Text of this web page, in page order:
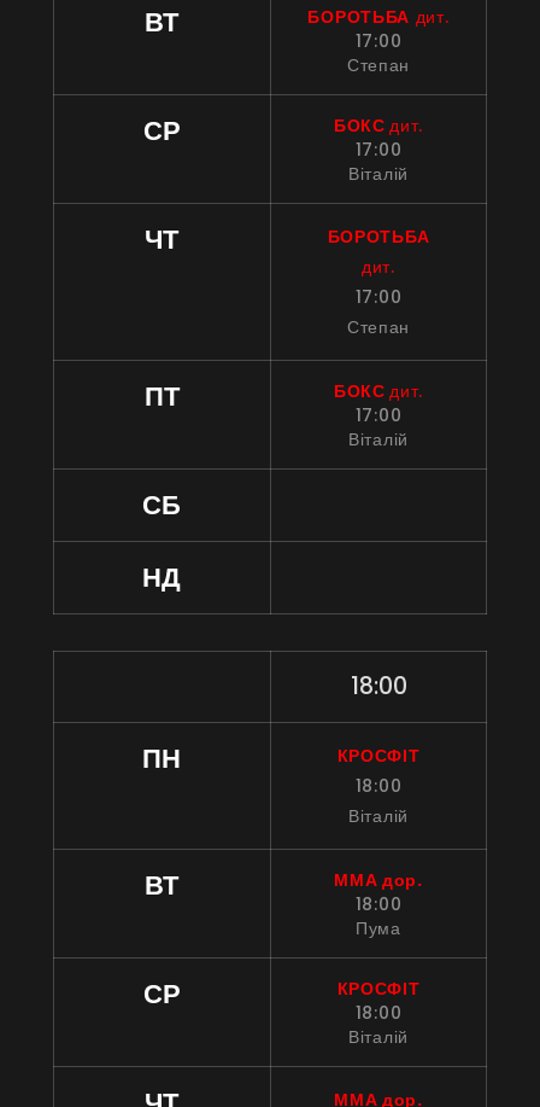
ВТ БОРОТЬБА дит.
17:00
Степан
СР БОКС дит.
17:00
Віталій
ЧТ
БОРОТЬБА
дит.
17:00
Степан
ПТ БОКС дит.
17:00
Віталій
СБ
НД
18:00
ПН
КРОСФІТ
18:00
Віталій
ВТ
ММА дор.
18:00
Пума
СР
КРОСФІТ
18:00
Віталій
ММА дор.